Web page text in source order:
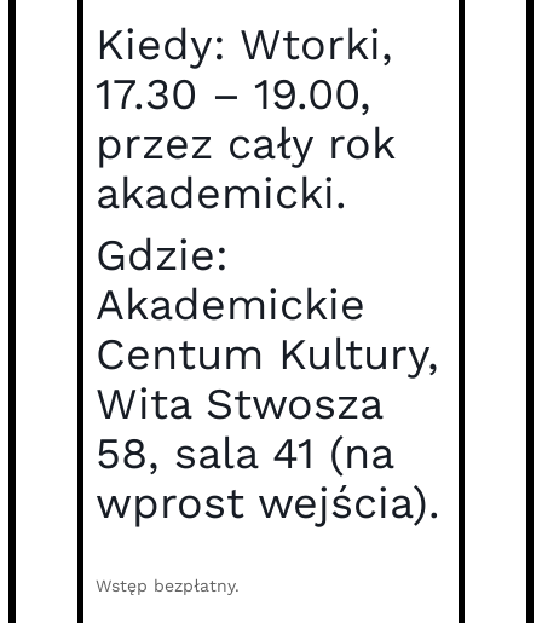
Kiedy: Wtorki,
17.30 – 19.00,
przez cały rok
akademicki.
Gdzie:
Akademickie
Centum Kultury,
Wita Stwosza
58, sala 41 (na
wprost wejścia).
Wstęp bezpłatny.